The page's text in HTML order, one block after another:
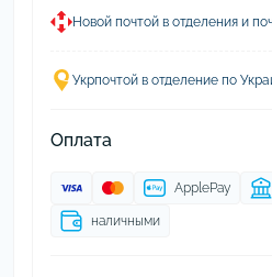
Новой почтой в отделения и
Укрпочтой в отделение по
Оплата
ApplePay
наличными